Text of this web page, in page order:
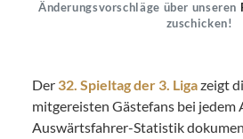
Änderungsvorschläge über unseren
zuschicken!
Der 32. Spieltag der 3. Ligazeigt
mitgereisten Gästefans bei jedem
Auswärtsfahrer-Statistik